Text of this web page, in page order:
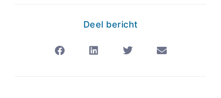
Deel bericht